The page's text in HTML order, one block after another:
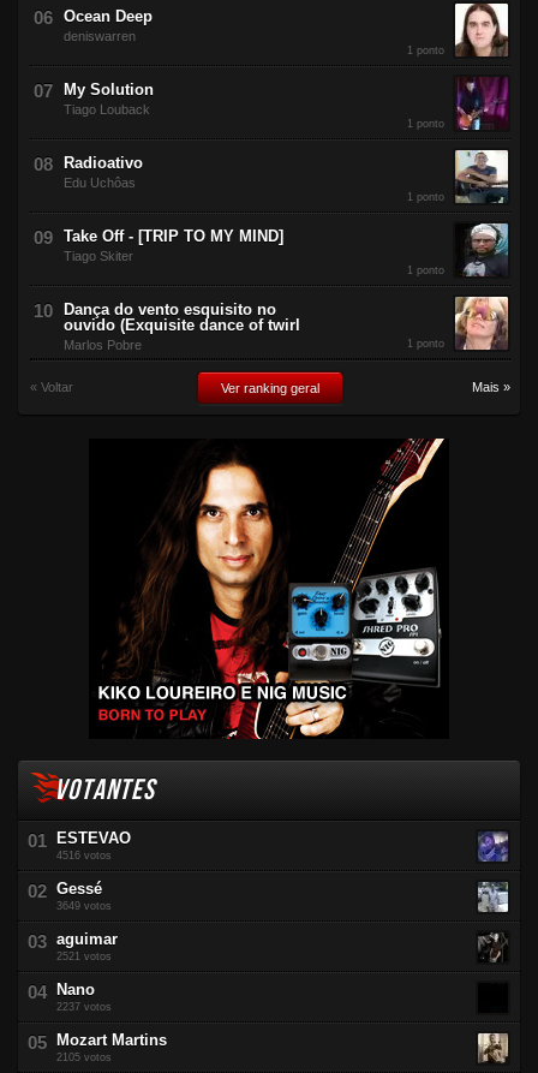
Ocean Deep
deniswarren
1 ponto
My Solution
Tiago Louback
1 ponto
Radioativo
Edu Uchôas
1 ponto
Take Off - [TRIP TO MY MIND]
Tiago Skiter
1 ponto
Dança do vento esquisito no
ouvido (Exquisite dance of twirl
Marlos Pobre 1 ponto
« Voltar Ver ranking geral Mais »
VOTANTES
ESTEVAO
4516 votos
Gessé
3649 votos
aguimar
2521 votos
Nano
2237 votos
Mozart Martins
2105 votos